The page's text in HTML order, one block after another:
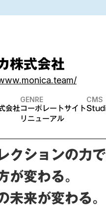
株式会社
会社
GENRE
コーポレートサイト
リニューアル
CMS
クションの力で
が変わる。
未来が変わる。